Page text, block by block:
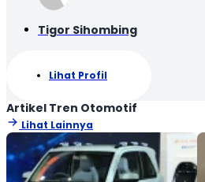
Tigor Sihombing
Lihat Profil
Artikel Tren Otomotif
Lihat Lainnya